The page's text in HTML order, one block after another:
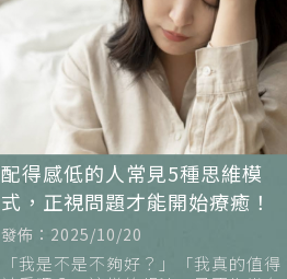
配得感低的人常見5種思維模
式，正視問題才能開始療癒！
發佈：2025/10/20
「我是不是不夠好？」「我真的值得